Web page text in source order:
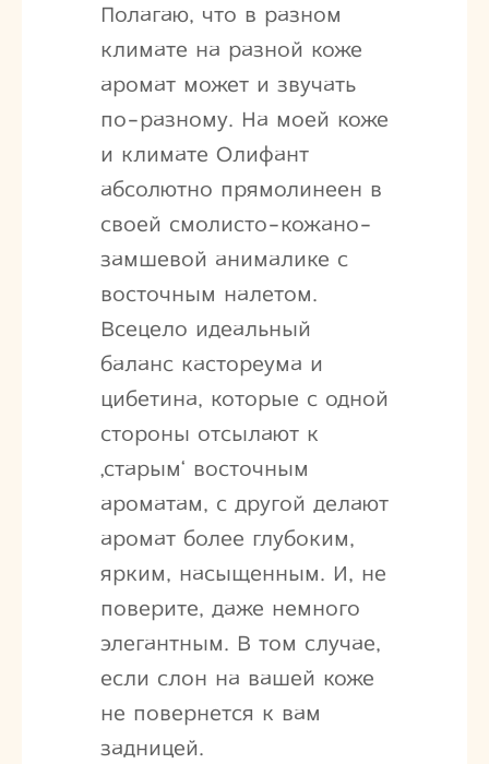
Полагаю, что в разном
климате на разной коже
аромат может и звучать
по-разному. На моей коже
и климате Олифант
абсолютно прямолинеен в
своей смолисто-кожано-
замшевой анималике с
восточным налетом.
Всецело идеальный
баланс кастореума и
цибетина, которые с одной
стороны отсылают к
‚старым‘ восточным
ароматам, с другой делают
аромат более глубоким,
ярким, насыщенным. И, не
поверите, даже немного
элегантным. В том случае,
если слон на вашей коже
не повернется к вам
задницей.